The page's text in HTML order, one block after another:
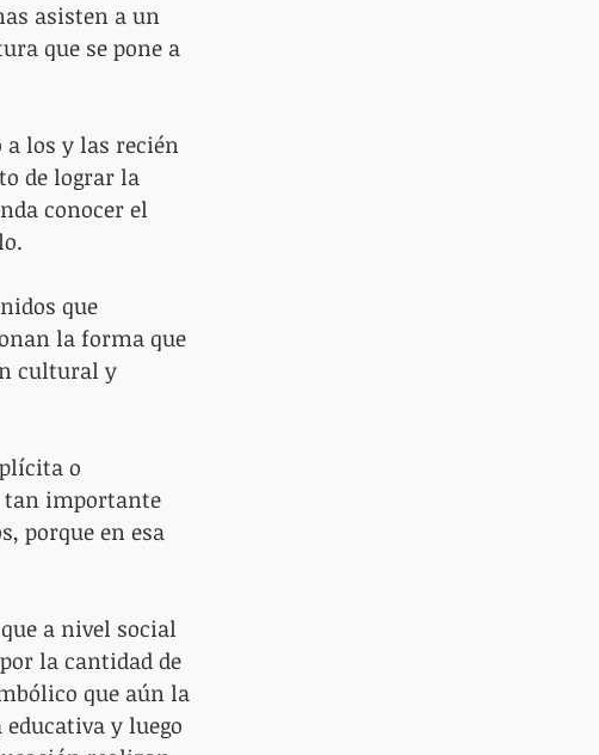
asisten a un
que se pone a
los y las recién
de lograr la
conocer el
que
la forma que
cultural y
o
tan importante
porque en esa
a nivel social
la cantidad de
que aún la
y luego